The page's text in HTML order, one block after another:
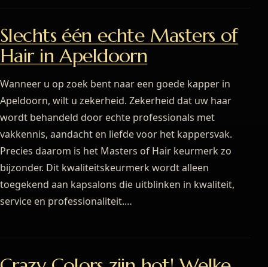
Slechts één echte Masters of
Hair in Apeldoorn
Wanneer u op zoek bent naar een goede kapper in
Apeldoorn, wilt u zekerheid. Zekerheid dat uw haar
wordt behandeld door echte professionals met
vakkennis, aandacht en liefde voor het kappersvak.
Precies daarom is het Masters of Hair keurmerk zo
bijzonder. Dit kwaliteitskeurmerk wordt alleen
toegekend aan kapsalons die uitblinken in kwaliteit,
service en professionaliteit.…